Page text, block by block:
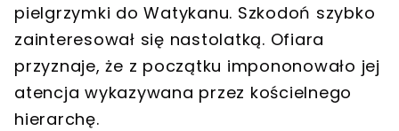
pielgrzymki do Watykanu. Szkodoń szybko
zainteresował się nastolatką. Ofiara
przyznaje, że z początku impononowało jej
atencja wykazywana przez kościelnego
hierarchę.